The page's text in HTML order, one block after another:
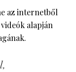
az internetből
alapján